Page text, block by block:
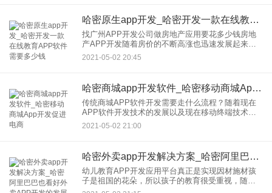
哈密原生app开发_哈密开发一款在线教育APP软件需要多少钱
找广州APP开发公司做房地产应用要花多少钱房地
产APP开发随着房价的不断高涨也迅速发展起来，
不少房地产行业的巨头都纷纷拥抱互联网+，打造能
吸引用户交易、为业主提供售后保障的应用，而这
2021-05-02 20:45
哈密商城app开发软件_哈密移动商城App开发促进电商
传统商城APP软件开发需要走什么流程？随着现在
APP软件开发技术的发展以及现在移动终端技术的
不断突破，我们很多传统的行业也开始需要从线下
走到了线上。尤其是原先比较大型的传统商城也开
2021-05-02 21:00
哈密外卖app开发解决方案_哈密阿里巴巴也看好外卖APP开发的发展前景
幼儿教育APP开发应用平台真正是实现因材施材孩
子是祖国的花朵，所以孩子的教育很受重视，随着
互联网教育的崛起，教育者们用移动互联网的教育